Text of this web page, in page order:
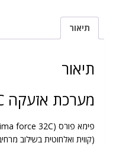
FORCE
32C
תיאור
תיאור
מערכת אזעקה PIMA FORCE 32C
(קווית ואלחוטית בשילוב